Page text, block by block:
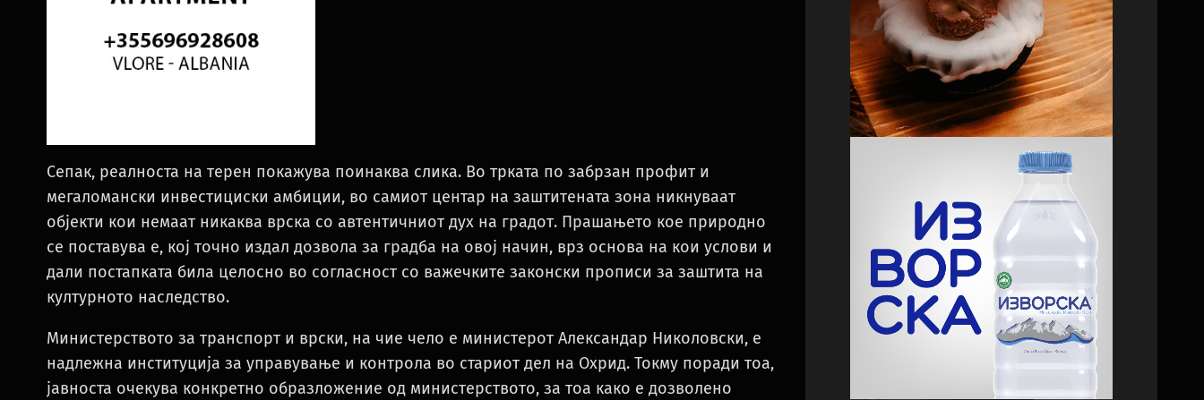
Сепак, реалноста на терен покажува поинаква слика. Во трката по забрзан профит и
мегаломански инвестициски амбиции, во самиот центар на заштитената зона никнуваат
објекти кои немаат никаква врска со автентичниот дух на градот. Прашањето кое природно
се поставува е, кој точно издал дозвола за градба на овој начин, врз основа на кои услови и
дали постапката била целосно во согласност со важечките законски прописи за заштита на
културното наследство.
Министерството за транспорт и врски, на чие чело е министерот Александар Николовски, е
надлежна институција за управување и контрола во стариот дел на Охрид. Токму поради тоа,
јавноста очекува конкретно образложение од министерството, за тоа како е дозволено